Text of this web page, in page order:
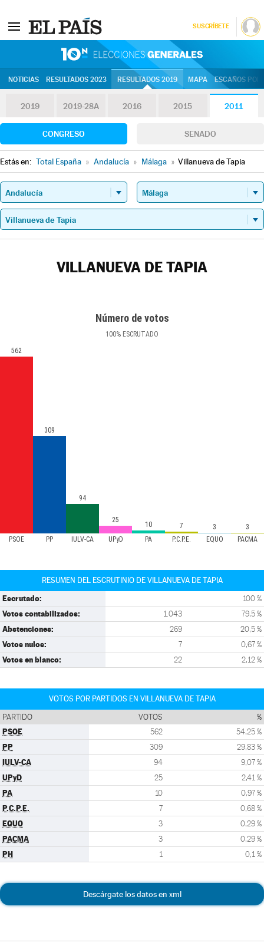
SUSCRÍBETE
NOTICIAS RESULTADOS 2023 RESULTADOS 2019 MAPA ESCAÑOS
2019 2019-28A 2016 2015 2011
CONGRESO SENADO
Estás en: Total España » Andalucía » Málaga » Villanueva de Tapia
VILLANUEVA DE TAPIA
Número de votos
100% ESCRUTADO
PSOE PP IULV-CA UPyD PA P.C.P.E. EQUO PACMA
562
309
94
25
10 7 3 3
RESUMEN DEL ESCRUTINIO DE VILLANUEVA DE TAPIA
Escrutado: 100 %
Votos contabilizados: 1.043 79,5 %
Abstenciones: 269 20,5 %
Votos nulos: 7 0,67 %
Votos en blanco: 22 2,12 %
VOTOS POR PARTIDOS EN VILLANUEVA DE TAPIA
PARTIDO VOTOS %
PSOE 562 54,25 %
PP 309 29,83 %
IULV-CA 94 9,07 %
UPyD 25 2,41 %
PA 10 0,97 %
P.C.P.E. 7 0,68 %
EQUO 3 0,29 %
PACMA 3 0,29 %
PH 1 0,1 %
Descárgate los datos en xml